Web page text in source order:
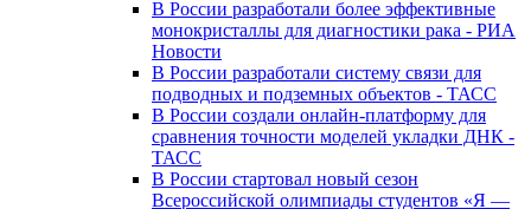
В России разработали более эффективные
монокристаллы для диагностики рака - РИА
Новости
В России разработали систему связи для
подводных и подземных объектов - ТАСС
В России создали онлайн-платформу для
сравнения точности моделей укладки ДНК -
ТАСС
В России стартовал новый сезон
Всероссийской олимпиады студентов «Я —